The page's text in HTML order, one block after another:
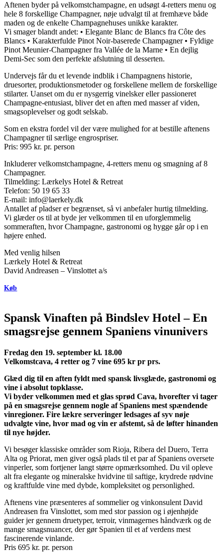
Aftenen byder på velkomstchampagne, en udsøgt 4-retters menu og
hele 8 forskellige Champagner, nøje udvalgt til at fremhæve både
maden og de enkelte Champagnehuses unikke karakter.
Vi smager blandt andet: • Elegante Blanc de Blancs fra Côte des
Blancs • Karakterfulde Pinot Noir-baserede Champagner • Fyldige
Pinot Meunier-Champagner fra Vallée de la Marne • En dejlig
Demi-Sec som den perfekte afslutning til desserten.
Undervejs får du et levende indblik i Champagnens historie,
druesorter, produktionsmetoder og forskellene mellem de forskellige
stilarter. Uanset om du er nysgerrig vinelsker eller passioneret
Champagne-entusiast, bliver det en aften med masser af viden,
smagsoplevelser og godt selskab.
Som en ekstra fordel vil der være mulighed for at bestille aftenens
Champagner til særlige engrospriser.
Pris: 995 kr. pr. person
Inkluderer velkomstchampagne, 4-retters menu og smagning af 8
Champagner.
Tilmelding: Lærkelys Hotel & Retreat
Telefon: 50 19 65 33
E-mail: info@laerkely.dk
Antallet af pladser er begrænset, så vi anbefaler hurtig tilmelding.
Vi glæder os til at byde jer velkommen til en uforglemmelig
sommeraften, hvor Champagne, gastronomi og hygge går op i en
højere enhed.
Med venlig hilsen
Lærkely Hotel & Retreat
David Andreasen – Vinslottet a/s
Køb
Spansk Vinaften på Bindslev Hotel – En
smagsrejse gennem Spaniens vinunivers
Fredag den 19. september kl. 18.00
Velkomstcava, 4 retter og 7 vine 695 kr pr prs.
Glæd dig til en aften fyldt med spansk livsglæde, gastronomi og
vine i absolut topklasse.
Vi byder velkommen med et glas sprød Cava, hvorefter vi tager
på en smagsrejse gennem nogle af Spaniens mest spændende
vinregioner. Fire lækre serveringer ledsages af syv nøje
udvalgte vine, hvor mad og vin er afstemt, så de løfter hinanden
til nye højder.
Vi besøger klassiske områder som Rioja, Ribera del Duero, Terra
Alta og Priorat, men giver også plads til et par af Spaniens oversete
vinperler, som fortjener langt større opmærksomhed. Du vil opleve
alt fra elegante og mineralske hvidvine til saftige, krydrede rødvine
og kraftfulde vine med dybde, kompleksitet og personlighed.
Aftenens vine præsenteres af sommelier og vinkonsulent David
Andreasen fra Vinslottet, som med stor passion og i øjenhøjde
guider jer gennem druetyper, terroir, vinmagernes håndværk og de
mange smagsnuancer, der gør Spanien til et af verdens mest
fascinerende vinlande.
Pris 695 kr. pr. person